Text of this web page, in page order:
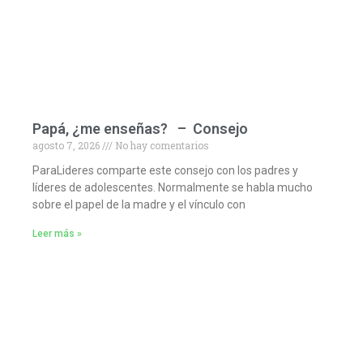
Papá, ¿me enseñas? – Consejo
agosto 7, 2026
No hay comentarios
ParaLideres comparte este consejo con los padres y
líderes de adolescentes. Normalmente se habla mucho
sobre el papel de la madre y el vínculo con
Leer más »